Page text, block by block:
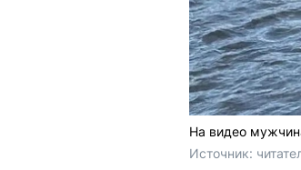
На видео
Источник: